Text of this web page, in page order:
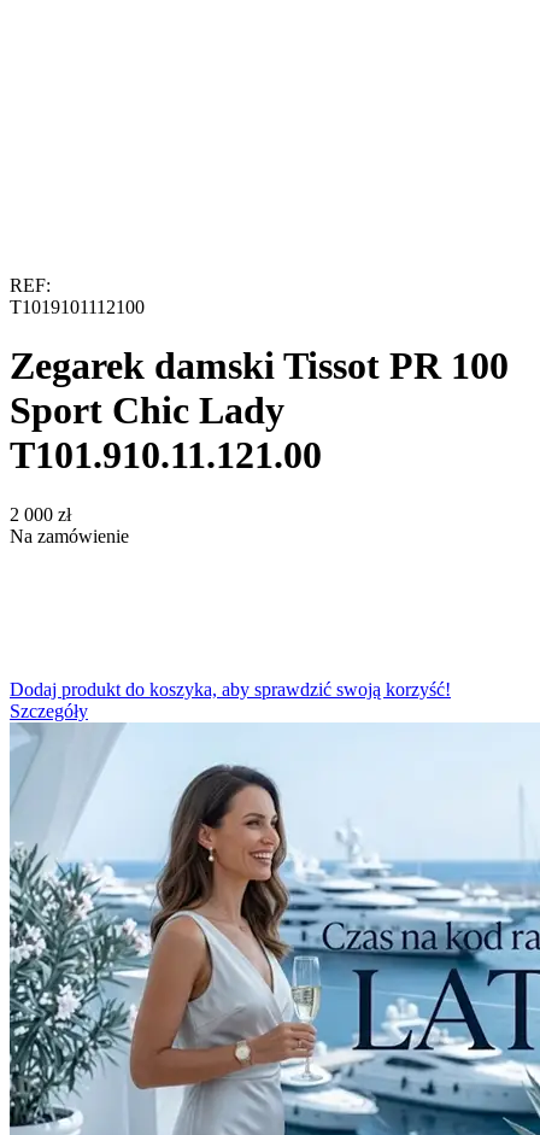
REF:
T1019101112100
Zegarek damski Tissot PR 100
Sport Chic Lady
T101.910.11.121.00
‍2 000‍ zł
Na zamówienie
Dodaj produkt do koszyka, aby sprawdzić swoją korzyść!
Szczegóły